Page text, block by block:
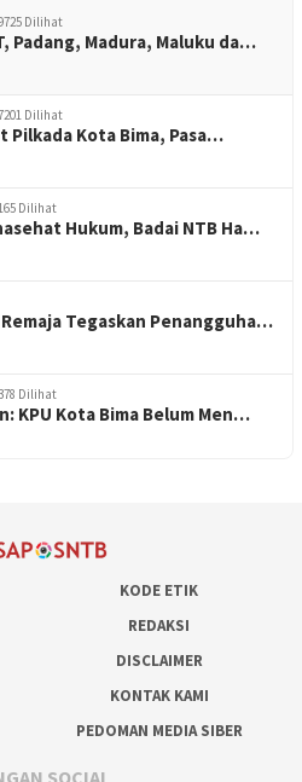
Dilihat
Padang, Madura, Maluku da…
Dilihat
Pilkada Kota Bima, Pasa…
Dilihat
Hukum, Badai NTB Ha…
Tegaskan Penangguha…
Dilihat
KPU Kota Bima Belum Men…
KODE ETIK
REDAKSI
DISCLAIMER
KONTAK KAMI
PEDOMAN MEDIA SIBER